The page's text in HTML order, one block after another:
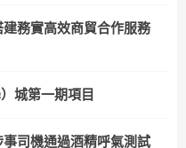
務實高效商貿合作服務
城第一期項目
司機通過酒精呼氣測試